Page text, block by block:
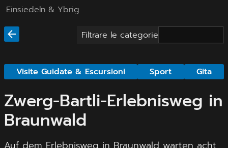
Einsiedeln & Ybrig
Filtrare le categorie
Visite Guidate & Escursioni Sport Gita
Zwerg-Bartli-Erlebnisweg in
Braunwald